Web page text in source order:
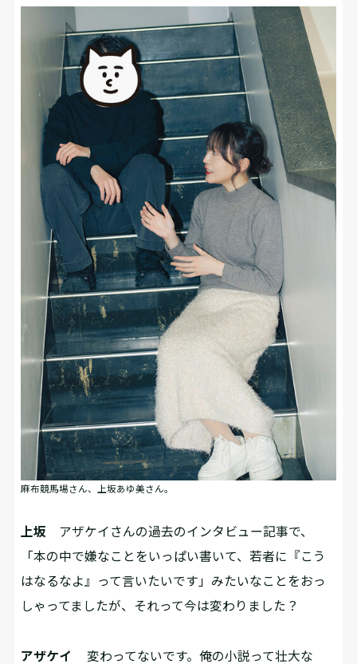
麻布競馬場さん、上坂あゆ美さん。
上坂 アザケイさんの過去のインタビュー記事で、
「本の中で嫌なことをいっぱい書いて、若者に『こう
はなるなよ』って言いたいです」みたいなことをおっ
しゃってましたが、それって今は変わりました？
アザケイ 変わってないです。俺の小説って壮大な